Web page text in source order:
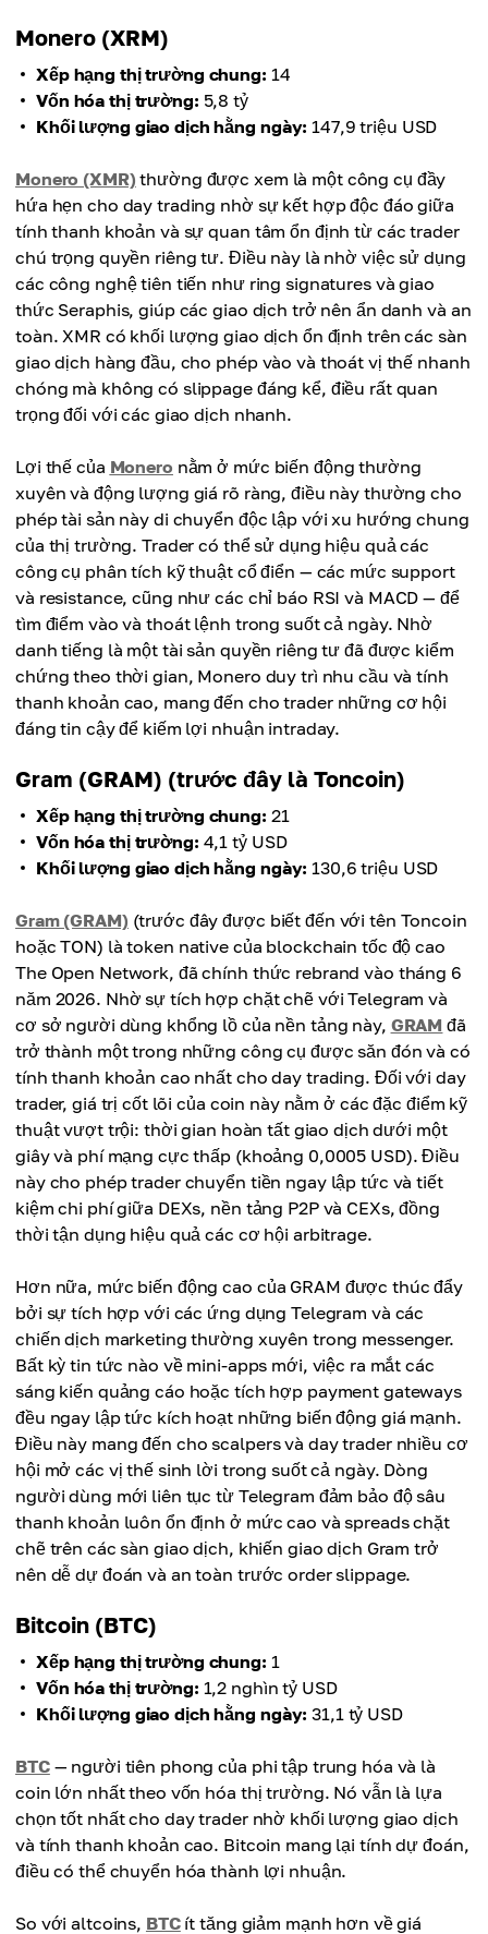
Monero (XRM)
Xếp hạng thị trường chung: 14
Vốn hóa thị trường: 5,8 tỷ
Khối lượng giao dịch hằng ngày: 147,9 triệu USD
Monero (XMR) thường được xem là một công cụ đầy
hứa hẹn cho day trading nhờ sự kết hợp độc đáo giữa
tính thanh khoản và sự quan tâm ổn định từ các trader
chú trọng quyền riêng tư. Điều này là nhờ việc sử dụng
các công nghệ tiên tiến như ring signatures và giao
thức Seraphis, giúp các giao dịch trở nên ẩn danh và an
toàn. XMR có khối lượng giao dịch ổn định trên các sàn
giao dịch hàng đầu, cho phép vào và thoát vị thế nhanh
chóng mà không có slippage đáng kể, điều rất quan
trọng đối với các giao dịch nhanh.
Lợi thế của Monero nằm ở mức biến động thường
xuyên và động lượng giá rõ ràng, điều này thường cho
phép tài sản này di chuyển độc lập với xu hướng chung
của thị trường. Trader có thể sử dụng hiệu quả các
công cụ phân tích kỹ thuật cổ điển — các mức support
và resistance, cũng như các chỉ báo RSI và MACD — để
tìm điểm vào và thoát lệnh trong suốt cả ngày. Nhờ
danh tiếng là một tài sản quyền riêng tư đã được kiểm
chứng theo thời gian, Monero duy trì nhu cầu và tính
thanh khoản cao, mang đến cho trader những cơ hội
đáng tin cậy để kiếm lợi nhuận intraday.
Gram (GRAM) (trước đây là Toncoin)
Xếp hạng thị trường chung: 21
Vốn hóa thị trường: 4,1 tỷ USD
Khối lượng giao dịch hằng ngày: 130,6 triệu USD
Gram (GRAM) (trước đây được biết đến với tên Toncoin
hoặc TON) là token native của blockchain tốc độ cao
The Open Network, đã chính thức rebrand vào tháng 6
năm 2026. Nhờ sự tích hợp chặt chẽ với Telegram và
cơ sở người dùng khổng lồ của nền tảng này, GRAM đã
trở thành một trong những công cụ được săn đón và có
tính thanh khoản cao nhất cho day trading. Đối với day
trader, giá trị cốt lõi của coin này nằm ở các đặc điểm kỹ
thuật vượt trội: thời gian hoàn tất giao dịch dưới một
giây và phí mạng cực thấp (khoảng 0,0005 USD). Điều
này cho phép trader chuyển tiền ngay lập tức và tiết
kiệm chi phí giữa DEXs, nền tảng P2P và CEXs, đồng
thời tận dụng hiệu quả các cơ hội arbitrage.
Hơn nữa, mức biến động cao của GRAM được thúc đẩy
bởi sự tích hợp với các ứng dụng Telegram và các
chiến dịch marketing thường xuyên trong messenger.
Bất kỳ tin tức nào về mini-apps mới, việc ra mắt các
sáng kiến quảng cáo hoặc tích hợp payment gateways
đều ngay lập tức kích hoạt những biến động giá mạnh.
Điều này mang đến cho scalpers và day trader nhiều cơ
hội mở các vị thế sinh lời trong suốt cả ngày. Dòng
người dùng mới liên tục từ Telegram đảm bảo độ sâu
thanh khoản luôn ổn định ở mức cao và spreads chặt
chẽ trên các sàn giao dịch, khiến giao dịch Gram trở
nên dễ dự đoán và an toàn trước order slippage.
Bitcoin (BTC)
Xếp hạng thị trường chung: 1
Vốn hóa thị trường: 1,2 nghìn tỷ USD
Khối lượng giao dịch hằng ngày: 31,1 tỷ USD
BTC— người tiên phong của phi tập trung hóa và là
coin lớn nhất theo vốn hóa thị trường. Nó vẫn là lựa
chọn tốt nhất cho day trader nhờ khối lượng giao dịch
và tính thanh khoản cao. Bitcoin mang lại tính dự đoán,
điều có thể chuyển hóa thành lợi nhuận.
So với altcoins, BTCít tăng giảm mạnh hơn về giá